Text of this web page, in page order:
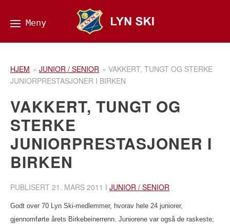
HJEM » JUNIOR / SENIOR » VAKKERT, TUNGT OG STERKE
JUNIORPRESTASJONER I BIRKEN
VAKKERT, TUNGT OG
STERKE
JUNIORPRESTASJONER I
BIRKEN
PUBLISERT 21. MARS 2011 I JUNIOR / SENIOR
Godt over 70 Lyn Ski-medlemmer, hvorav hele 24 juniorer,
gjennomførte årets Birkebeinerrenn. Juniorene var også de raskeste;